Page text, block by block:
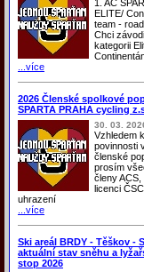
1. AC
ELITE/
team -
Chci
kategorii
...více
2026 Členské spolkové
SPARTA PRAHA cycling
30. 03.
Vzhledem
povinnosti
členské
prosím
členy
licenci
uhrazení
...více
Ski areál BRDY - Těškov -
aktuální stav sněhu a
stop 2026